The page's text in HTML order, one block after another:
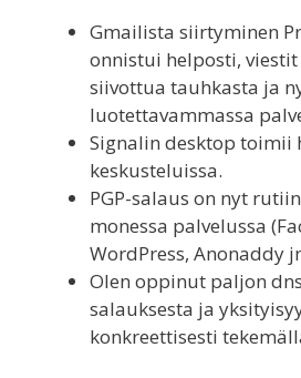
Gmailista siirtyminen
onnistui helposti,
siivottua tauhkasta ja
luotettavammassa
Signalin desktop toimii
keskusteluissa.
PGP-salaus on nyt
monessa palvelussa
WordPress, Anonaddy
Olen oppinut paljon
salauksesta ja
konkreettisesti